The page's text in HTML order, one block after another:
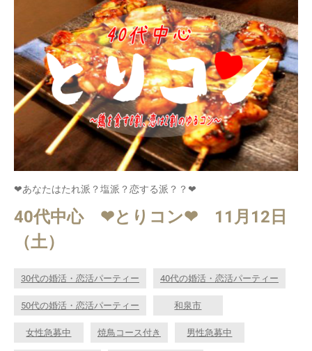
❤あなたはたれ派？塩派？恋する派？？❤
40代中心 ❤とりコン❤ 11月12日
（土）
30代の婚活・恋活パーティー 40代の婚活・恋活パーティー
50代の婚活・恋活パーティー 和泉市
女性急募中 焼鳥コース付き 男性急募中